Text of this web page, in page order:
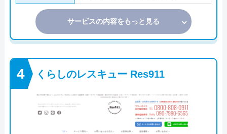
サービスの内容をもっと見る
くらしのレスキュー Res911